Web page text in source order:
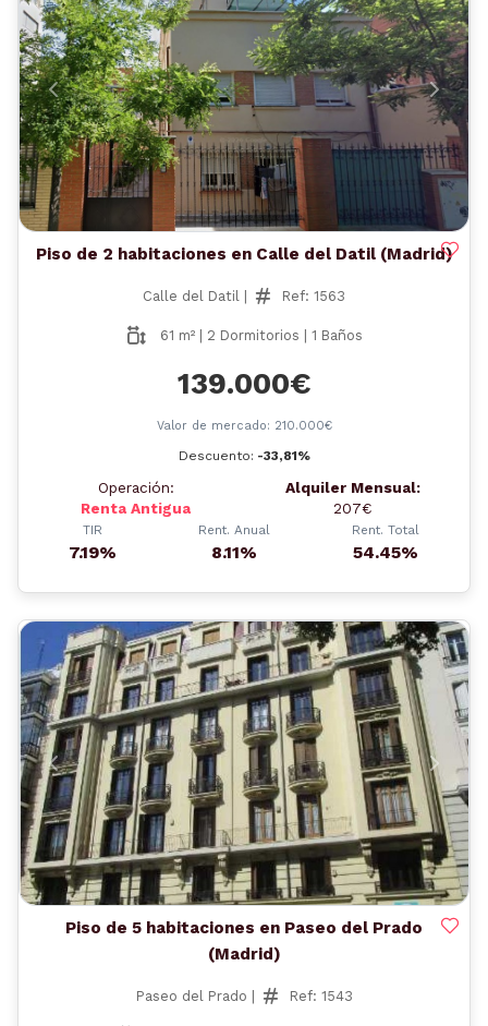
Anterior
Piso de 2 habitaciones en Calle del Datil (Madrid)
Calle del Datil | Ref: 1563
61 m² | 2 Dormitorios | 1 Baños
139.000€
Valor de mercado: 210.000€
Descuento: -33,81%
Operación:
Renta Antigua
Alquiler Mensual:
207€
TIR
7.19%
Rent. Anual
8.11%
Rent. Total
54.45%
Anterior
Piso de 5 habitaciones en Paseo del Prado
(Madrid)
Paseo del Prado | Ref: 1543